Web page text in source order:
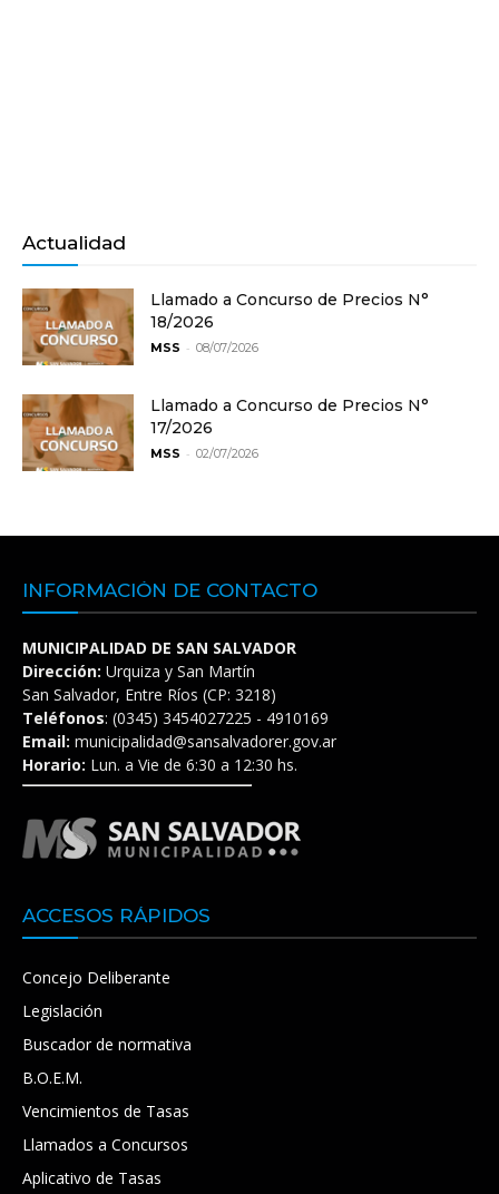
Actualidad
Llamado a Concurso de Precios N°
18/2026
MSS - 08/07/2026
Llamado a Concurso de Precios N°
17/2026
MSS - 02/07/2026
INFORMACIÓN DE CONTACTO
MUNICIPALIDAD DE SAN SALVADOR
Dirección: Urquiza y San Martín
San Salvador, Entre Ríos (CP: 3218)
Teléfonos: (0345) 3454027225 - 4910169
Email: municipalidad@sansalvadorer.gov.ar
Horario: Lun. a Vie de 6:30 a 12:30 hs.
ACCESOS RÁPIDOS
Concejo Deliberante
Legislación
Buscador de normativa
B.O.E.M.
Vencimientos de Tasas
Llamados a Concursos
Aplicativo de Tasas